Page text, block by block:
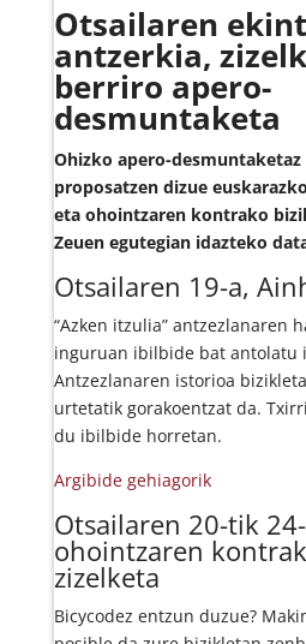
Otsailaren
antzerkia,
berriro apero-
desmuntaketa
Ohizko apero-
proposatzen dizue
eta ohointzaren kontrako
Zeuen egutegian idazteko
Otsailaren 19-a,
“Azken itzulia” antzezlanaren
inguruan ibilbide bat antolatu
Antzezlanaren istorioa
urtetatik gorakoentzat da.
du ibilbide horretan.
Argibide gehiagorik
Otsailaren 20-tik
ohointzaren
zizelketa
Bicycodez entzun duzue?